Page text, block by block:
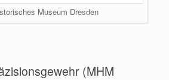
Museum Dresden
(MHM